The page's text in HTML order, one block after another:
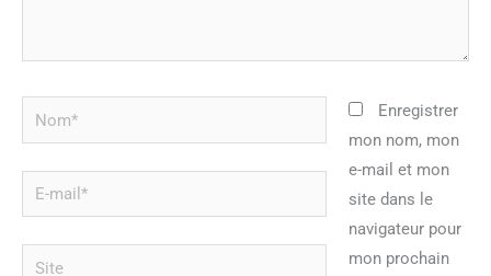
Nom*
mail*
Site
Enregistrer
mon nom, mon
e-mail et mon
site dans le
navigateur pour
mon prochain